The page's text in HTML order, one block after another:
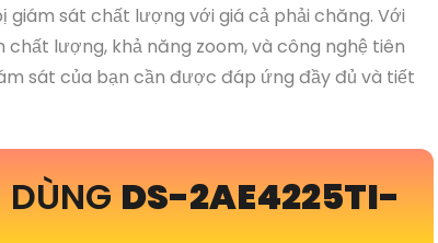
sát chất lượng với giá cả phải chăng. Với
lượng, khả năng zoom, và công nghệ tiên
sát của bạn cần được đáp ứng đầy đủ và tiết
DS-2AE4225TI-